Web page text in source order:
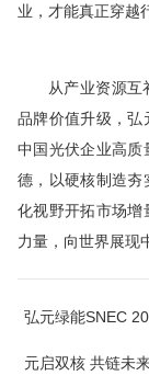
业，才能真正穿越
从产业资源互
品牌价值升级，弘
中国光伏企业高质
德，以硬核制造夯
化视野开拓市场增
力量，向世界展现